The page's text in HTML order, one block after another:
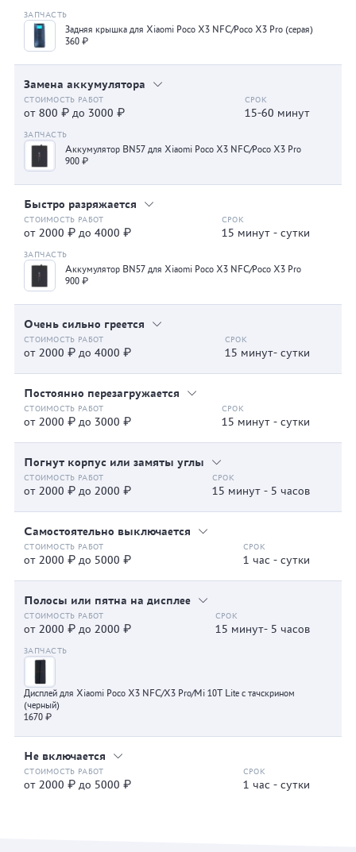
Задняя крышка для Xiaomi Poco X3 NFC/Poco X3 Pro (серая)
360 ₽
Замена аккумулятора
от 800 ₽ до 3000 ₽ 15-60 минут
Аккумулятор BN57 для Xiaomi Poco X3 NFC/Poco X3 Pro
900 ₽
Быстро разряжается
от 2000 ₽ до 4000 ₽ 15 минут - сутки
Аккумулятор BN57 для Xiaomi Poco X3 NFC/Poco X3 Pro
900 ₽
Очень сильно греется
от 2000 ₽ до 4000 ₽ 15 минут- сутки
Постоянно перезагружается
от 2000 ₽ до 3000 ₽ 15 минут - сутки
Погнут корпус или замяты углы
от 2000 ₽ до 2000 ₽ 15 минут - 5 часов
Самостоятельно выключается
от 2000 ₽ до 5000 ₽ 1 час - сутки
Полосы или пятна на дисплее
от 2000 ₽ до 2000 ₽ 15 минут- 5 часов
Дисплей для Xiaomi Poco X3 NFC/X3 Pro/Mi 10T Lite с тачскрином
(черный)
1670 ₽
Не включается
от 2000 ₽ до 5000 ₽ 1 час - сутки